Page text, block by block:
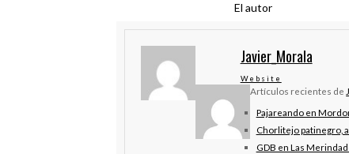
El autor
Javier_Morala
Website
Artículos recientes de
Pajareando en
Chorlitejo patinegro,
GDB en Las